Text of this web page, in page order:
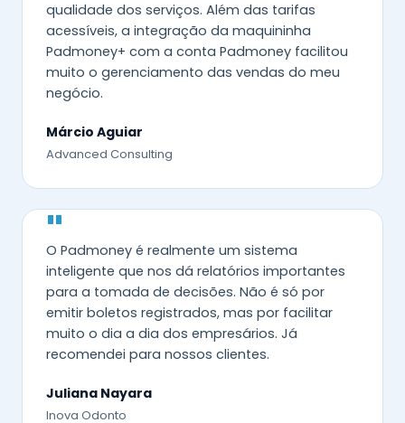
qualidade dos serviços. Além das tarifas
acessíveis, a integração da maquininha
Padmoney+ com a conta Padmoney facilitou
muito o gerenciamento das vendas do meu
negócio.
Márcio Aguiar
Advanced Consulting
"
O Padmoney é realmente um sistema
inteligente que nos dá relatórios importantes
para a tomada de decisões. Não é só por
emitir boletos registrados, mas por facilitar
muito o dia a dia dos empresários. Já
recomendei para nossos clientes.
Juliana Nayara
Inova Odonto